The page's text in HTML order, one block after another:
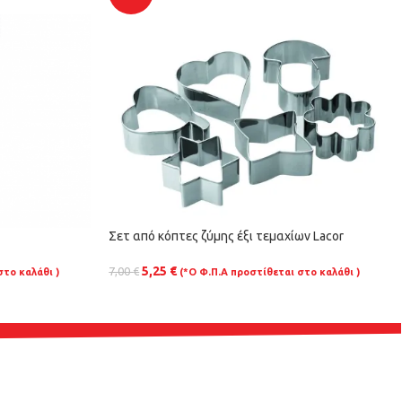
καλάθι )
Σετ από κόπτες ζύμης έξι τεμαχίων Lacor
7,00€ 5,25 € (*Ο Φ.Π.Α προστίθεται στο καλάθι )